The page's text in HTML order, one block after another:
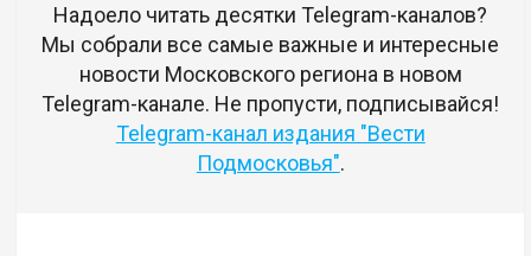
Надоело читать десятки Telegram-каналов?
Мы собрали все самые важные и интересные
новости Московского региона в новом
Telegram-канале. Не пропусти, подписывайся!
Telegram-канал издания "Вести
Подмосковья".